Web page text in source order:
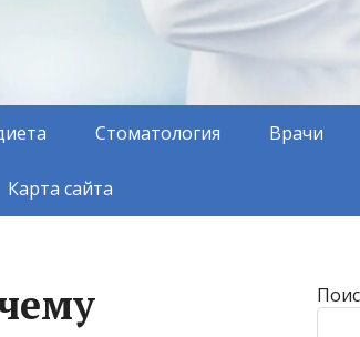
Стоматология Врачи
Карта сайта